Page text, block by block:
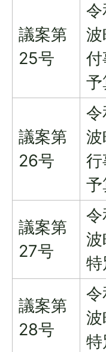
議案第
25号
予
議案第
26号
予
議案第
27号
議案第
28号